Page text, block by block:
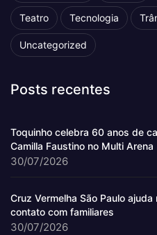
Teatro Tecnologia
Uncategorized
Posts recentes
Toquinho celebra 60 anos de
Camilla Faustino no Multi Arena
30/07/2026
Cruz Vermelha São Paulo
contato com familiares
30/07/2026